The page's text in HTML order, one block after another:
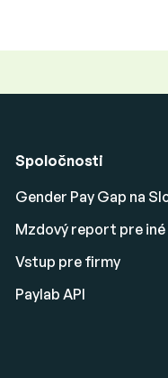
Spoločnosti
Gender Pay Gap na
Mzdový report pre
Vstup pre firmy
Paylab API